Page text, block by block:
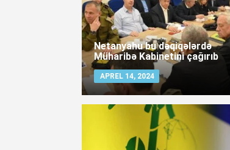
Netanyahu bu dəqiqələrdə
Müharibə Kabinetini çağırıb
APREL 14, 2024